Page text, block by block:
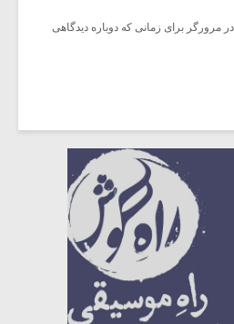
مرورگر برای زمانی که دوباره دیدگاهی